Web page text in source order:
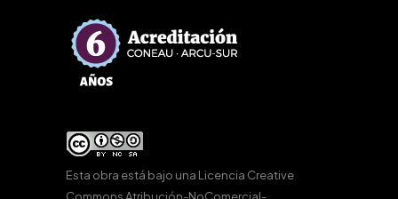
Esta obra está bajo una Licencia Creative